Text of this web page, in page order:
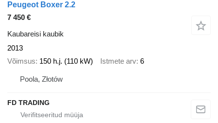
Peugeot Boxer 2.2
7 450 €
Kaubareisi kaubik
2013
Võimsus 150 h.j. (110 kW) Istmete arv 6
Poola, Złotów
FD TRADING